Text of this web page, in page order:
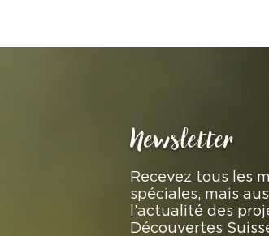
Newsletter
Recevez tous les
spéciales, mais
l’actualité des
Découvertes